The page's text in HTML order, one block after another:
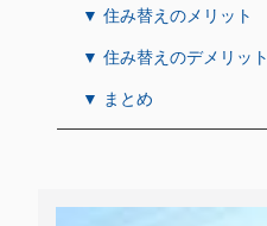
▼ 住み替えのメリット
▼ 住み替えのデメリット
▼ まとめ